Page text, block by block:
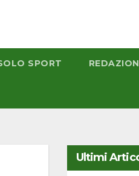
SPORT
Ultimi